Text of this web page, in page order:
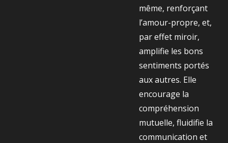
même, renforçant
l’amour-propre, et,
par effet miroir,
amplifie les bons
sentiments portés
aux autres. Elle
encourage la
compréhension
mutuelle, fluidifie la
communication et